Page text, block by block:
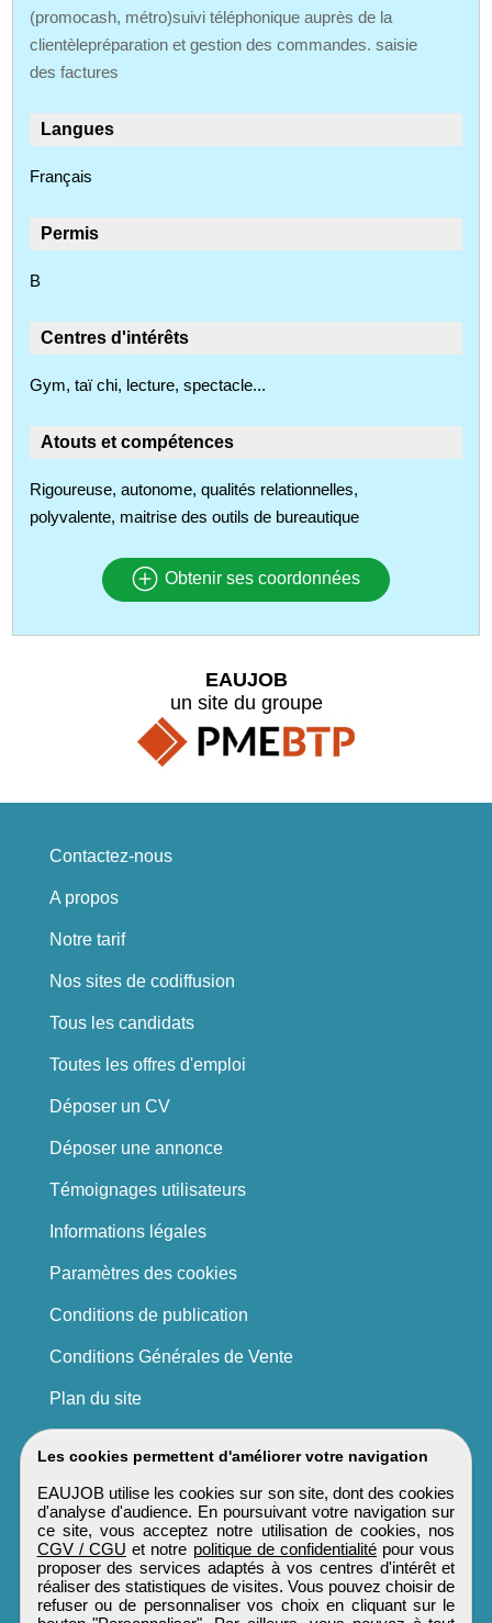
(promocash, métro)suivi téléphonique auprès de la
clientèlepréparation et gestion des commandes. saisie
des factures
Langues
Français
Permis
B
Centres d'intérêts
Gym, taï chi, lecture, spectacle...
Atouts et compétences
Rigoureuse, autonome, qualités relationnelles,
polyvalente, maitrise des outils de bureautique
Obtenir ses coordonnées
Les cookies permettent d'améliorer votre navigation
EAUJOB utilise les cookies sur son site, dont des cookies
d'analyse d'audience. En poursuivant votre navigation sur
ce site, vous acceptez notre utilisation de cookies, nos
CGV / CGU et notre politique de confidentialité pour vous
proposer des services adaptés à vos centres d'intérêt et
réaliser des statistiques de visites. Vous pouvez choisir de
refuser ou de personnaliser vos choix en cliquant sur le
EAUJOB
un site du groupe
Contactez-nous
A propos
Notre tarif
Nos sites de codiffusion
Tous les candidats
Toutes les offres d'emploi
Déposer un CV
Déposer une annonce
Témoignages utilisateurs
Informations légales
Paramètres des cookies
Conditions de publication
Conditions Générales de Vente
Plan du site